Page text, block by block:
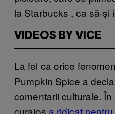
la Starbucks , ca să-și
VIDEOS BY VICE
La fel ca orice
Pumpkin Spice a
comentarii culturale.
curajos a ridicat